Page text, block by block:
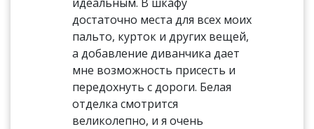
достаточно места для всех моих
пальто, курток и других вещей,
а добавление диванчика дает
мне возможность присесть и
передохнуть с дороги. Белая
отделка смотрится
великолепно, и я очень